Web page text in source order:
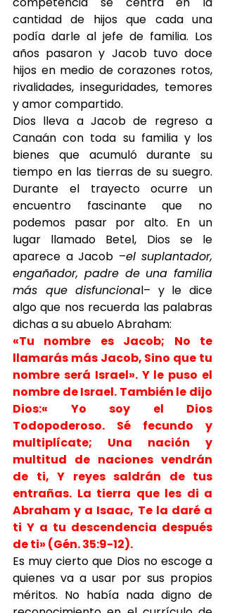
cantidad de hijos que cada una
podía darle al jefe de familia. Los
años pasaron y Jacob tuvo doce
hijos en medio de corazones rotos,
rivalidades, inseguridades, temores
y amor compartido.
Dios lleva a Jacob de regreso a
Canaán con toda su familia y los
bienes que acumuló durante su
tiempo en las tierras de su suegro.
Durante el trayecto ocurre un
encuentro fascinante que no
podemos pasar por alto. En un
lugar llamado Betel, Dios se le
aparece a Jacob –el suplantador,
engañador, padre de una familia
más que disfuncional– y le dice
algo que nos recuerda las palabras
dichas a su abuelo Abraham:
«Tu nombre es Jacob; No te
llamarás más Jacob, Sino que tu
nombre será Israel». Y le puso el
nombre de Israel. También le dijo
Dios:« Yo soy el Dios
Todopoderoso. Sé fecundo y
multiplícate; Una nación y
multitud de naciones vendrán
de ti, Y reyes saldrán de tus
entrañas. La tierra que les di a
Abraham y a Isaac, Te la daré a
ti Y a tu descendencia después
de ti» (Gén. 35:9-12).
Es muy cierto que Dios no escoge a
quienes va a usar por sus propios
méritos. No había nada digno de